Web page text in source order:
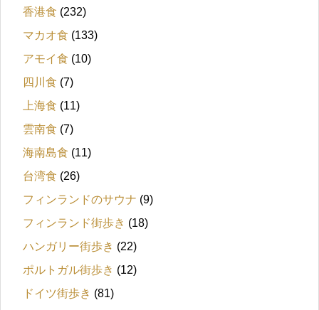
香港食 (232)
マカオ食 (133)
アモイ食 (10)
四川食 (7)
上海食 (11)
雲南食 (7)
海南島食 (11)
台湾食 (26)
フィンランドのサウナ (9)
フィンランド街歩き (18)
ハンガリー街歩き (22)
ポルトガル街歩き (12)
ドイツ街歩き (81)